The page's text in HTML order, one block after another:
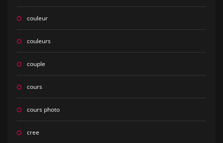
couleur
couleurs
couple
cours
cours photo
cree